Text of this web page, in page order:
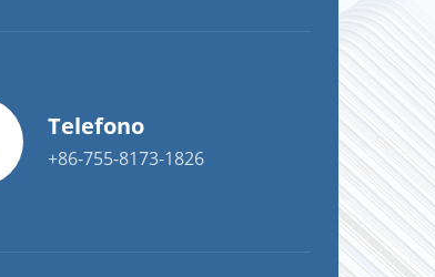
Telefono
+86-755-8173-1826